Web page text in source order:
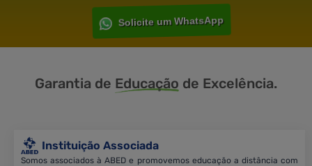
Solicite um WhatsApp
Garantia de Educação de Excelência.
Instituição Associada
Somos associados à ABED e promovemos educação a distância com